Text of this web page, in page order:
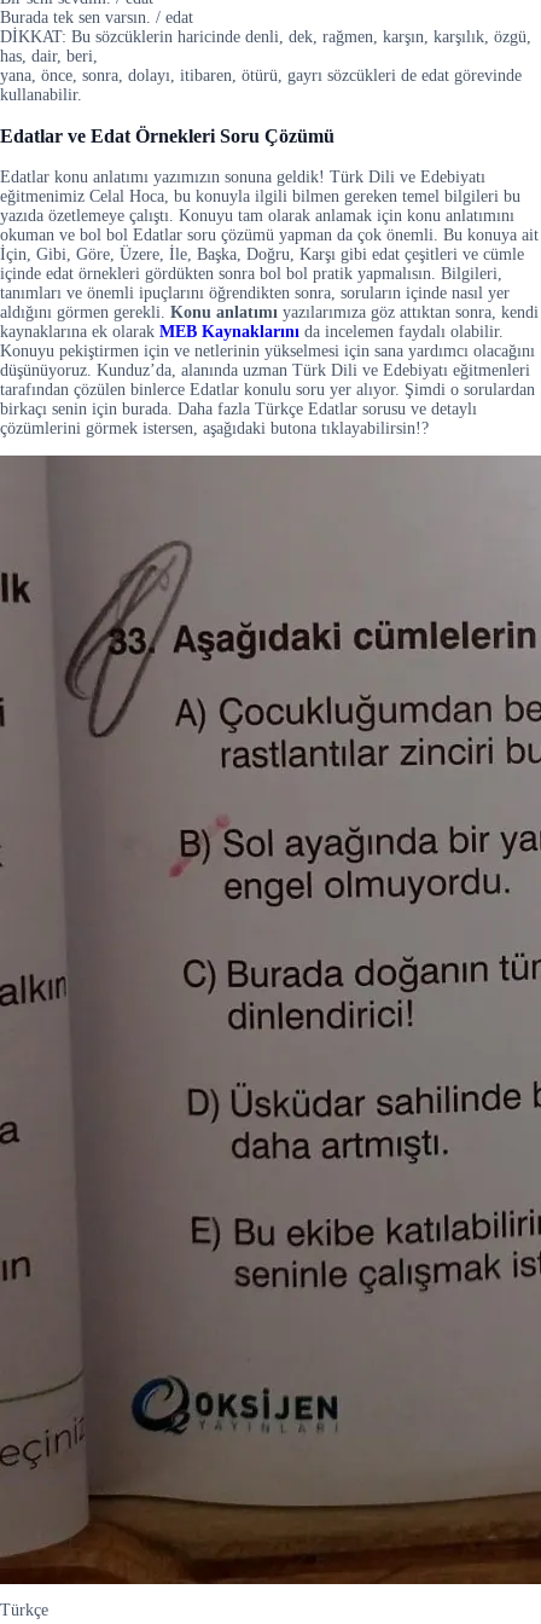
Burada tek sen varsın. / edat
DİKKAT: Bu sözcüklerin haricinde denli, dek, rağmen, karşın, karşılık, özgü,
has, dair, beri,
yana, önce, sonra, dolayı, itibaren, ötürü, gayrı sözcükleri de edat görevinde
kullanabilir.
Edatlar ve Edat Örnekleri Soru Çözümü
Edatlar konu anlatımı yazımızın sonuna geldik! Türk Dili ve Edebiyatı
eğitmenimiz Celal Hoca, bu konuyla ilgili bilmen gereken temel bilgileri bu
yazıda özetlemeye çalıştı. Konuyu tam olarak anlamak için konu anlatımını
okuman ve bol bol Edatlar soru çözümü yapman da çok önemli. Bu konuya ait
İçin, Gibi, Göre, Üzere, İle, Başka, Doğru, Karşı gibi edat çeşitleri ve cümle
içinde edat örnekleri gördükten sonra bol bol pratik yapmalısın. Bilgileri,
tanımları ve önemli ipuçlarını öğrendikten sonra, soruların içinde nasıl yer
aldığını görmen gerekli. Konu anlatımı yazılarımıza göz attıktan sonra, kendi
kaynaklarına ek olarak MEB Kaynaklarını da incelemen faydalı olabilir.
Konuyu pekiştirmen için ve netlerinin yükselmesi için sana yardımcı olacağını
düşünüyoruz. Kunduz’da, alanında uzman Türk Dili ve Edebiyatı eğitmenleri
tarafından çözülen binlerce Edatlar konulu soru yer alıyor. Şimdi o sorulardan
birkaçı senin için burada. Daha fazla Türkçe Edatlar sorusu ve detaylı
çözümlerini görmek istersen, aşağıdaki butona tıklayabilirsin!?
Türkçe